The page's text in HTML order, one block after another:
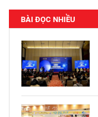
BÀI ĐỌC NHIỀU